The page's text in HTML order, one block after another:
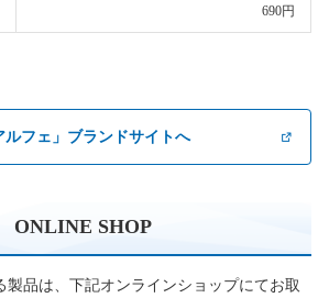
690円
ルフェ」ブランドサイトへ
ONLINE SHOP
製品は、下記オンラインショップにてお取